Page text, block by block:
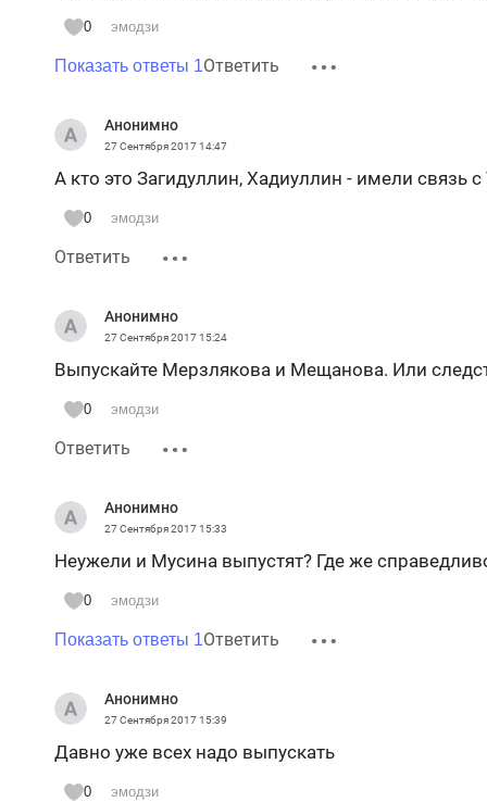
0 эмодзи
Показать ответы 1Ответить
Анонимно
27 Сентября 201714:47
А кто это Загидуллин, Хадиуллин - имели связь
0 эмодзи
Ответить
Анонимно
27 Сентября 201715:24
Выпускайте Мерзлякова и Мещанова. Или
0 эмодзи
Ответить
Анонимно
27 Сентября 201715:33
Неужели и Мусина выпустят? Где же
0 эмодзи
Показать ответы 1Ответить
Анонимно
27 Сентября 201715:39
Давно уже всех надо выпускать
0 эмодзи